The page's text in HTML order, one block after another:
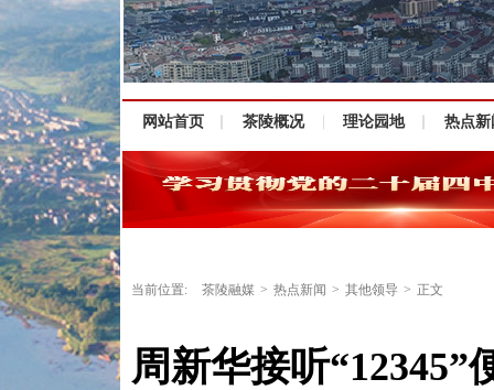
网站首页 茶陵概况 理论园地 热点新
当前位置: 茶陵融媒 > 热点新闻 > 其他领导 > 正文
周新华接听“12345”